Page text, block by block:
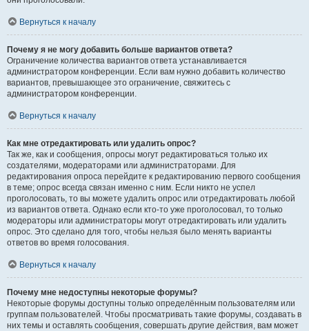
Вернуться к началу
Почему я не могу добавить больше вариантов ответа?
Ограничение количества вариантов ответа устанавливается
администратором конференции. Если вам нужно добавить количество
вариантов, превышающее это ограничение, свяжитесь с
администратором конференции.
Вернуться к началу
Как мне отредактировать или удалить опрос?
Так же, как и сообщения, опросы могут редактироваться только их
создателями, модераторами или администраторами. Для
редактирования опроса перейдите к редактированию первого сообщения
в теме; опрос всегда связан именно с ним. Если никто не успел
проголосовать, то вы можете удалить опрос или отредактировать любой
из вариантов ответа. Однако если кто-то уже проголосовал, то только
модераторы или администраторы могут отредактировать или удалить
опрос. Это сделано для того, чтобы нельзя было менять варианты
ответов во время голосования.
Вернуться к началу
Почему мне недоступны некоторые форумы?
Некоторые форумы доступны только определённым пользователям или
группам пользователей. Чтобы просматривать такие форумы, создавать в
них темы и оставлять сообщения, совершать другие действия, вам может